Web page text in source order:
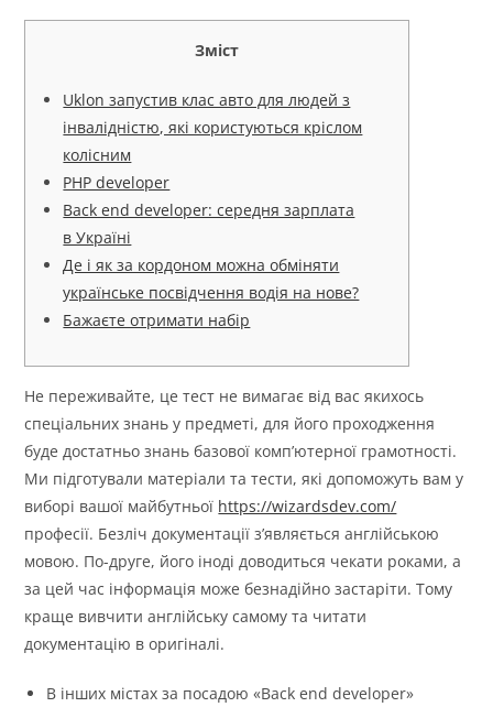
Зміст
Uklon запустив клас авто для людей з
інвалідністю, які користуються кріслом
колісним
PHP developer
Back end developer: середня зарплата
в Україні
Де і як за кордоном можна обміняти
українське посвідчення водія на нове?
Бажаєте отримати набір
Не переживайте, це тест не вимагає від вас якихось
спеціальних знань у предметі, для його проходження
буде достатньо знань базової комп’ютерної грамотності.
Ми підготували матеріали та тести, які допоможуть вам у
виборі вашої майбутньої https://wizardsdev.com/
професії. Безліч документації з’являється англійською
мовою. По-друге, його іноді доводиться чекати роками, а
за цей час інформація може безнадійно застаріти. Тому
краще вивчити англійську самому та читати
документацію в оригіналі.
В інших містах за посадою «Back end developer»